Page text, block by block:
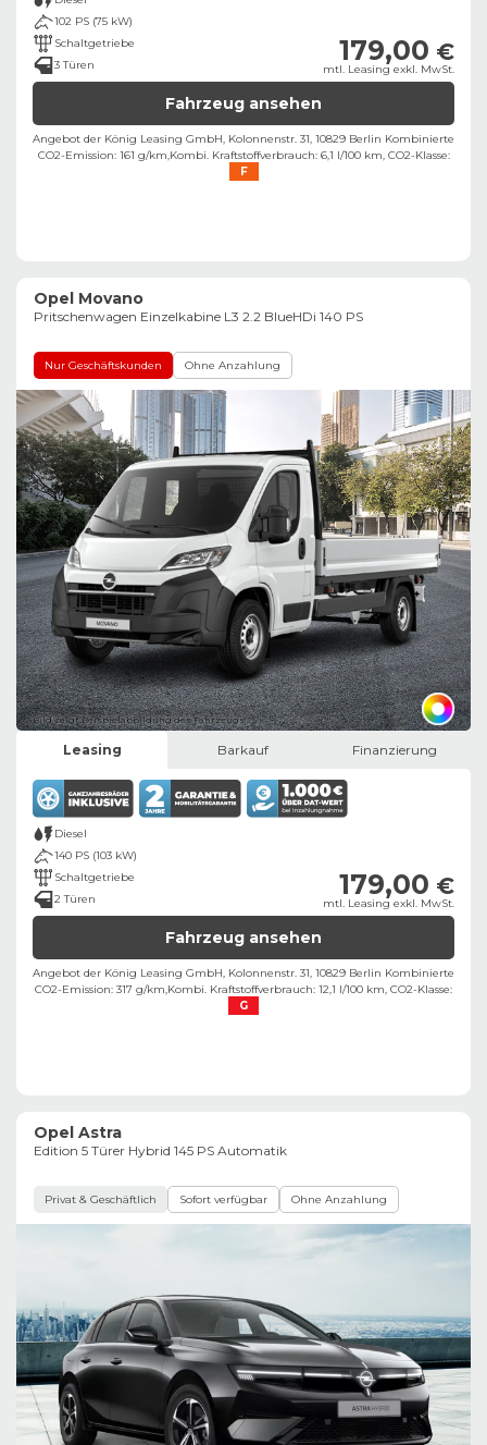
102 PS (75 kW)
Schaltgetriebe
3 Türen
179,00 €
mtl. Leasing exkl. MwSt.
Fahrzeug ansehen
Angebot der König Leasing GmbH, Kolonnenstr. 31, 10829 Berlin ​ Kombinierte
CO2-Emission: 161 g/km,Kombi. Kraftstoffverbrauch: 6,1 l/100 km, CO2-Klasse:
F
Opel Movano
Pritschenwagen Einzelkabine L3 2.2 BlueHDi 140 PS
Nur Geschäftskunden Ohne Anzahlung
Bild zeigt Beispielabbildung des Fahrzeugs
Leasing Barkauf Finanzierung
Diesel
140 PS (103 kW)
Schaltgetriebe
2 Türen
179,00 €
mtl. Leasing exkl. MwSt.
Fahrzeug ansehen
Angebot der König Leasing GmbH, Kolonnenstr. 31, 10829 Berlin ​ Kombinierte
CO2-Emission: 317 g/km, Kombi. Kraftstoffverbrauch: 12,1 l/100 km, CO2-Klasse:
G
Opel Astra
Edition 5 Türer Hybrid 145 PS Automatik
Privat & Geschäftlich Sofort verfügbar Ohne Anzahlung